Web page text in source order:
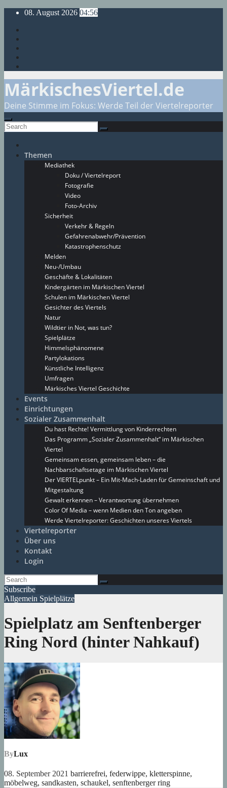
Skip
content
08. August 2026 04:56
MärkischesViertel.de
Deine Stimme im Fokus: Werde Teil der Viertelreporter
Themen
Mediathek
Doku / Viertelreport
Fotografie
Video
Foto-Archiv
Sicherheit
Verkehr & Regeln
Gefahrenabwehr/Prävention
Katastrophenschutz
Melden
Neu-/Umbau
Geschäfte & Lokalitäten
Kindergärten im Märkischen Viertel
Schulen im Märkischen Viertel
Gesichter des Viertels
Natur
Wildtier in Not, was tun?
Spielplätze
Himmelsphänomene
Partylokations
Künstliche Intelligenz
Umfragen
Märkisches Viertel Geschichte
Events
Einrichtungen
Sozialer Zusammenhalt
Du hast Rechte! Vermittlung von Kinderrechten
Das Programm „Sozialer Zusammenhalt“ im Märkischen
Viertel
Gemeinsam essen, gemeinsam leben – die
Nachbarschaftsetage im Märkischen Viertel
Der VIERTELpunkt – Ein Mit-Mach-Laden für Gemeinschaft und
Mitgestaltung
Gewalt erkennen – Verantwortung übernehmen
Color Of Media – wenn Medien den Ton angeben
Werde Viertelreporter: Geschichten unseres Viertels
Viertelreporter
Über uns
Kontakt
Login
Subscribe
Allgemein Spielplätze
Spielplatz am Senftenberger
Ring Nord (hinter Nahkauf)
ByLux
08. September 2021 barrierefrei, federwippe, kletterspinne,
möbelweg, sandkasten, schaukel, senftenberger ring